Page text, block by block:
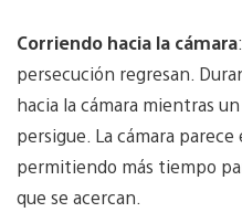
Corriendo hacia la cámara
persecución regresan.
hacia la cámara mientras
persigue. La cámara
permitiendo más tiempo
que se acercan.